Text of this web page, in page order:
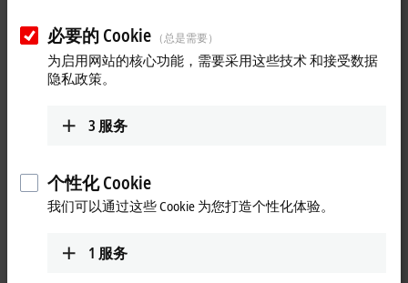
配置电压互感器变比。
EL3475EtherCAT 端子模块可自动识别机
械连接系统的拓扑结构，显著简化调试流程。
您的选择:
结果:
正在加载页面内容…请稍候
必要的 Cookie （总是需要）
为启用网站的核心功能，需要采用这些技术 和接受数据
隐私政策。
3 服务
个性化 Cookie
我们可以通过这些 Cookie 为您打造个性化体验。
1 服务